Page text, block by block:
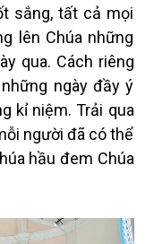
sắng, tất cả mọi
lên Chúa những
qua. Cách riêng
ngày đầy ý
kỉ niệm. Trải qua
người đã có thể
hầu đem Chúa